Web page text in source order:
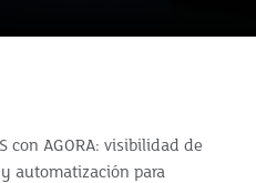
con AGORA: visibilidad de
automatización para